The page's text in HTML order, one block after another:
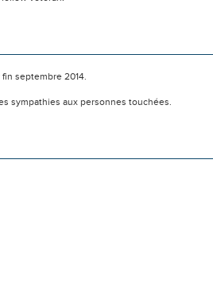
septembre 2014.
sympathies aux personnes touchées.